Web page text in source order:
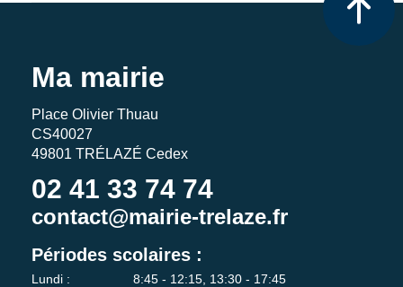
Ma mairie
Place Olivier Thuau
CS40027
49801 TRÉLAZÉ Cedex
02 41 33 74 74
contact@mairie-trelaze.fr
Périodes scolaires :
Lundi :
8:45 - 12:15, 13:30 - 17:45